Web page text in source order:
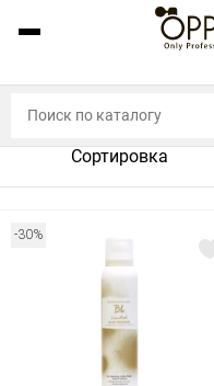
Сортировка
По названию (A-Z)
По цене (по
По цене (по
По популярности
-30%